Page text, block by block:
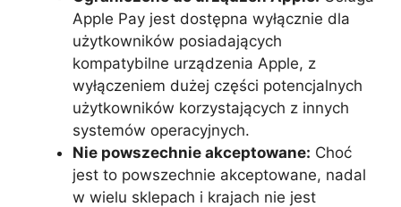
Apple Pay jest dostępna wyłącznie dla
użytkowników posiadających
kompatybilne urządzenia Apple, z
wyłączeniem dużej części potencjalnych
użytkowników korzystających z innych
systemów operacyjnych.
Nie powszechnie akceptowane: Choć
jest to powszechnie akceptowane, nadal
w wielu sklepach i krajach nie jest